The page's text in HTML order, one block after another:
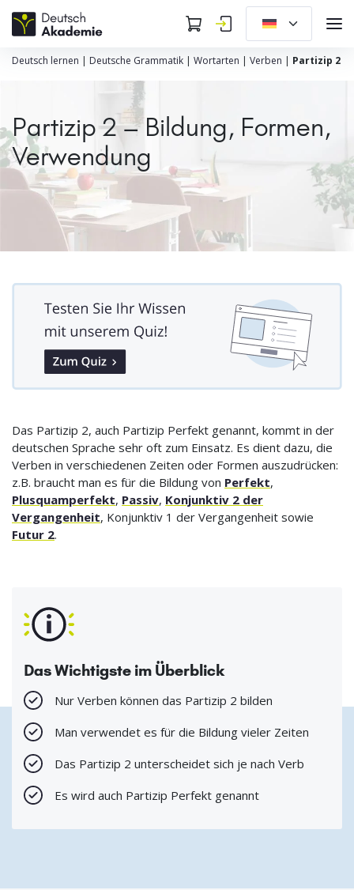
Deutsch lernen | Deutsche Grammatik | Wortarten | Verben | Partizip 2
Partizip 2 – Bildung, Formen,
Verwendung
Das Partizip 2, auch Partizip Perfekt genannt, kommt in der
deutschen Sprache sehr oft zum Einsatz. Es dient dazu, die
Verben in verschiedenen Zeiten oder Formen auszudrücken:
z.B. braucht man es für die Bildung von Perfekt,
Plusquamperfekt, Passiv, Konjunktiv 2 der
Vergangenheit, Konjunktiv 1 der Vergangenheit sowie
Futur 2.
Das Wichtigste im Überblick
Nur Verben können das Partizip 2 bilden
Man verwendet es für die Bildung vieler Zeiten
Das Partizip 2 unterscheidet sich je nach Verb
Es wird auch Partizip Perfekt genannt